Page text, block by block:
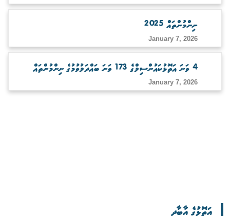
ނިންމުންތައް 2025
January 7, 2026
4 ވަނަ އަތޮޅުކައުންސިލްގެ 173 ވަނަ ބައްދަލުވުމުގެ ނިންމުންތައް
January 7, 2026